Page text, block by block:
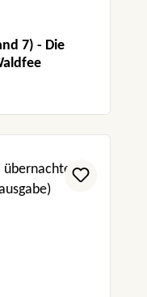
7) - Die